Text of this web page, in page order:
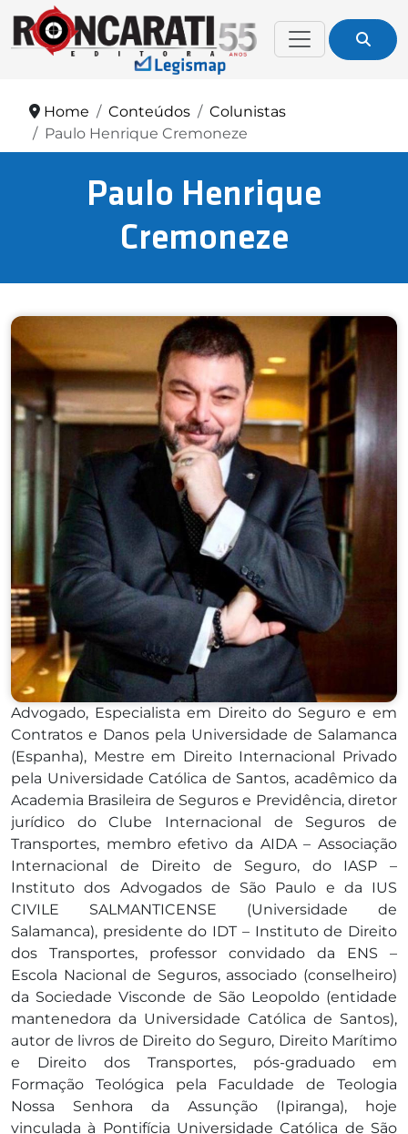
Home Conteúdos
Colunistas
Paulo Henrique Cremoneze
Paulo Henrique
Cremoneze
Advogado, Especialista em Direito do Seguro e em
Contratos e Danos pela Universidade de Salamanca
(Espanha), Mestre em Direito Internacional Privado
pela Universidade Católica de Santos, acadêmico da
Academia Brasileira de Seguros e Previdência, diretor
jurídico do Clube Internacional de Seguros de
Transportes, membro efetivo da AIDA – Associação
Internacional de Direito de Seguro, do IASP –
Instituto dos Advogados de São Paulo e da IUS
CIVILE SALMANTICENSE (Universidade de
Salamanca), presidente do IDT – Instituto de Direito
dos Transportes, professor convidado da ENS –
Escola Nacional de Seguros, associado (conselheiro)
da Sociedade Visconde de São Leopoldo (entidade
mantenedora da Universidade Católica de Santos),
autor de livros de Direito do Seguro, Direito Marítimo
e Direito dos Transportes, pós-graduado em
Formação Teológica pela Faculdade de Teologia
Nossa Senhora da Assunção (Ipiranga), hoje
vinculada à Pontifícia Universidade Católica de São